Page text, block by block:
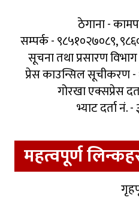
ठेगाना -
सम्पर्क - ९८५१०२७०८९,
सूचना तथा प्रसारण
प्रेस काउन्सिल सूचीकरण -
गोरखा एक्सप्रेस
भ्याट दर्ता नं.
महत्वपूर्ण